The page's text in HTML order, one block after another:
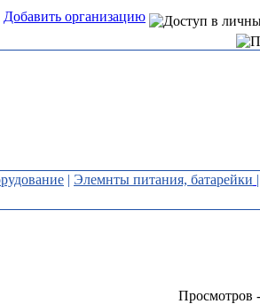
Добавить организацию
| Элемнты питания, батарейки
Просмотров -